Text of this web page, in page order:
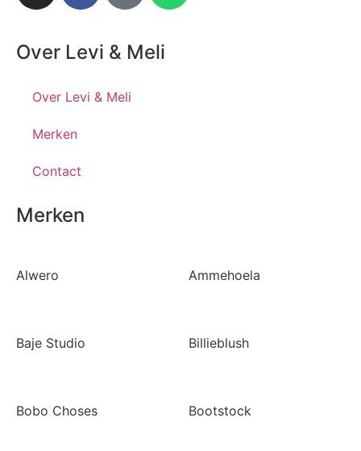
Over Levi & Meli
Over Levi & Meli
Merken
Contact
Merken
Alwero Ammehoela
Baje Studio Billieblush
Bobo Choses Bootstock